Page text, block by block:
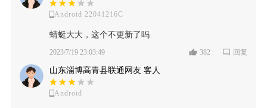
Android 22041216C
蜻蜓大大，这个不更新了吗
2023/7/19 23:03:49 382 回复
山东淄博高青县联通网友 客人
Android